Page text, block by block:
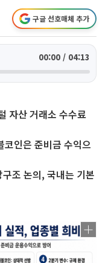
구글 선호매체 추가
00:00 / 04:13
자산 거래소 수수료
인은 준비금 수익으
조 논의, 국내는 기본